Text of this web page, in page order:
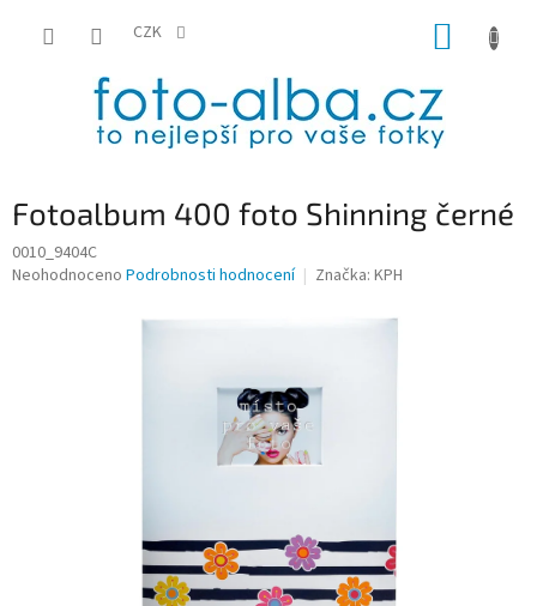
CZK
Fotoalbum 400 foto Shinning černé
0010_9404C
Průměrné
Neohodnoceno Podrobnosti hodnocení Značka: KPH